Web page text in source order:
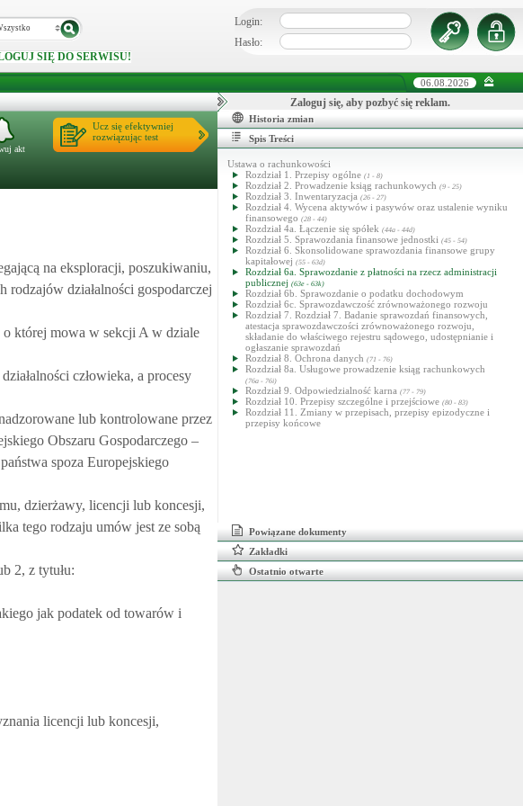
SIĘ DO SERWISU!
Login:
Hasło:
06.08.2026
Ucz się efektywniej
rozwiązując test
akt
na eksploracji, poszukiwaniu,
działalności gospodarczej
o której mowa w sekcji A w dziale
człowieka, a procesy
lub kontrolowane przez
Obszaru Gospodarczego –
spoza Europejskiego
dzierżawy, licencji lub koncesji,
tego rodzaju umów jest ze sobą
2, z tytułu:
jak podatek od towarów i
licencji lub koncesji,
Zaloguj się, aby pozbyć się reklam.
Historia zmian
Spis Treści
Ustawa o rachunkowości
Rozdział 1. Przepisy ogólne (1 - 8)
Rozdział 2. Prowadzenie ksiąg rachunkowych (9 - 25)
Rozdział 3. Inwentaryzacja (26 - 27)
Rozdział 4. Wycena aktywów i pasywów oraz ustalenie wyniku
finansowego (28 - 44)
Rozdział 4a. Łączenie się spółek (44a - 44d)
Rozdział 5. Sprawozdania finansowe jednostki (45 - 54)
Rozdział 6. Skonsolidowane sprawozdania finansowe grupy
kapitałowej (55 - 63d)
Rozdział 6a. Sprawozdanie z płatności na rzecz administracji
publicznej (63e - 63k)
Rozdział 6b. Sprawozdanie o podatku dochodowym
Rozdział 6c. Sprawozdawczość zrównoważonego rozwoju
Rozdział 7. Rozdział 7. Badanie sprawozdań finansowych,
atestacja sprawozdawczości zrównoważonego rozwoju,
składanie do właściwego rejestru sądowego, udostępnianie i
ogłaszanie sprawozdań
Rozdział 8. Ochrona danych (71 - 76)
Rozdział 8a. Usługowe prowadzenie ksiąg rachunkowych
(76a - 76i)
Rozdział 9. Odpowiedzialność karna (77 - 79)
Rozdział 10. Przepisy szczególne i przejściowe (80 - 83)
Rozdział 11. Zmiany w przepisach, przepisy epizodyczne i
przepisy końcowe
Powiązane dokumenty
Zakładki
Ostatnio otwarte